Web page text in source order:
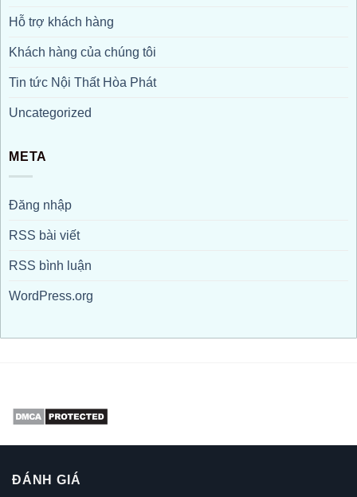
Hỗ trợ khách hàng
Khách hàng của chúng tôi
Tin tức Nội Thất Hòa Phát
Uncategorized
META
Đăng nhập
RSS bài viết
RSS bình luận
WordPress.org
ĐÁNH GIÁ